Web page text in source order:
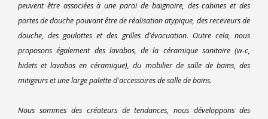
peuvent être associées à une paroi de baignoire, des cabines et des
portes de douche pouvant être de réalisation atypique, des receveurs de
douche, des goulottes et des grilles d'évacuation. Outre cela, nous
proposons également des lavabos, de la céramique sanitaire (w-c,
bidets et lavabos en céramique), du mobilier de salle de bains, des
mitigeurs et une large palette d'accessoires de salle de bains.
Nous sommes des créateurs de tendances, nous développons des